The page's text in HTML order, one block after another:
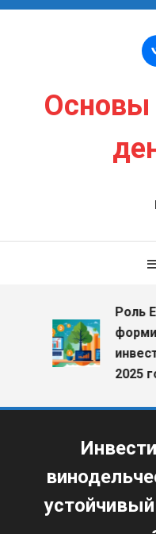
Перейти к содержимому
Основы
Роль
2025